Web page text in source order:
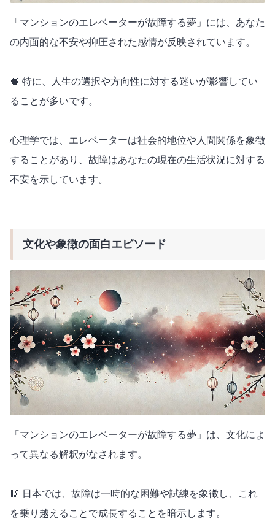
「マンションのエレベーターが故障する夢」には、あなた
の内面的な不安や抑圧された感情が反映されています。
🧠 特に、人生の選択や方向性に対する迷いが影響してい
ることが多いです。
心理学では、エレベーターは社会的地位や人間関係を象徴
することがあり、故障はあなたの現在の生活状況に対する
不安を示しています。
文化や象徴の面白エピソード
「マンションのエレベーターが故障する夢」は、文化によ
って異なる解釈がなされます。
🥢 日本では、故障は一時的な困難や試練を象徴し、これ
を乗り越えることで成長することを暗示します。